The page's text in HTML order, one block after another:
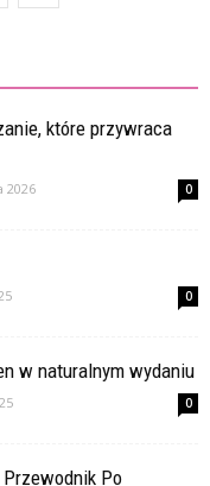
które przywraca
2026 0
0
w naturalnym wydaniu
0
Po